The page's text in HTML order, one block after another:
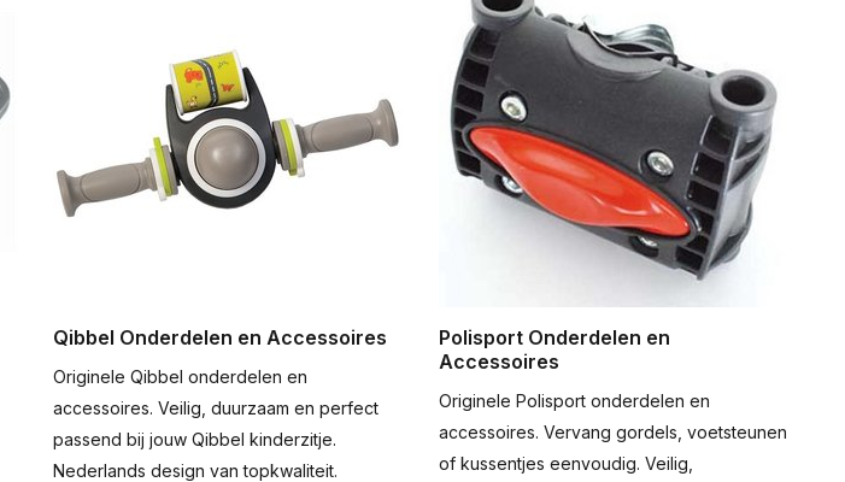
Qibbel Onderdelen en Accessoires
Originele Qibbel onderdelen en
accessoires. Veilig, duurzaam en perfect
passend bij jouw Qibbel kinderzitje.
Nederlands design van topkwaliteit.
Polisport Onderdelen en
Accessoires
Originele Polisport onderdelen en
accessoires. Vervang gordels, voetsteunen
of kussentjes eenvoudig. Veilig,